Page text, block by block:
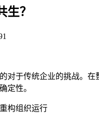
？
对于传统企业的挑战。
定性。
构组织运行